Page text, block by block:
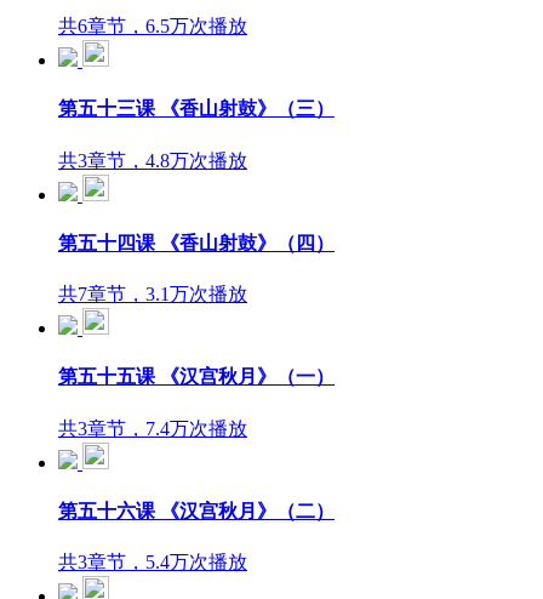
共6章节，6.5万次播放
第五十三课 《香山射鼓》（三）
共3章节，4.8万次播放
第五十四课 《香山射鼓》（四）
共7章节，3.1万次播放
第五十五课 《汉宫秋月》（一）
共3章节，7.4万次播放
第五十六课 《汉宫秋月》（二）
共3章节，5.4万次播放